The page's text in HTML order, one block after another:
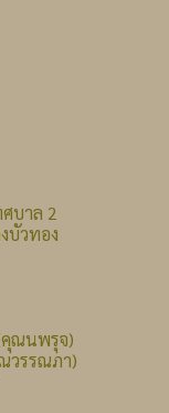
บาล 2
วทอง
คุณนพรุจ)
วรรณภา)